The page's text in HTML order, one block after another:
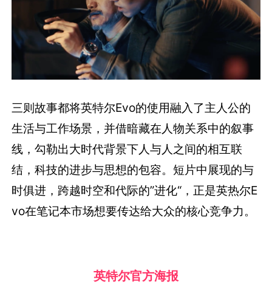
三则故事都将英特尔Evo的使用融入了主人公的
生活与工作场景，并借暗藏在人物关系中的叙事
线，勾勒出大时代背景下人与人之间的相互联
结，科技的进步与思想的包容。短片中展现的与
时俱进，跨越时空和代际的”进化“，正是英热尔E
vo在笔记本市场想要传达给大众的核心竞争力。
英特尔官方海报